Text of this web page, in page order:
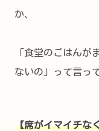
か、
「食堂のごはんが
ないの」って言っ
【席がイマイチな